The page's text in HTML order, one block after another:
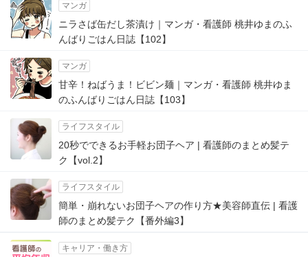
マンガ
ニラさば缶だし茶漬け｜マンガ・看護師 桃井ゆまのふ
んばりごはん日誌【102】
マンガ
甘辛！ねばうま！ビビン麺｜マンガ・看護師 桃井ゆま
のふんばりごはん日誌【103】
ライフスタイル
20秒でできるお手軽お団子ヘア | 看護師のまとめ髪テ
ク【vol.2】
ライフスタイル
簡単・崩れないお団子ヘアの作り方★美容師直伝 | 看護
師のまとめ髪テク【番外編3】
キャリア・働き方